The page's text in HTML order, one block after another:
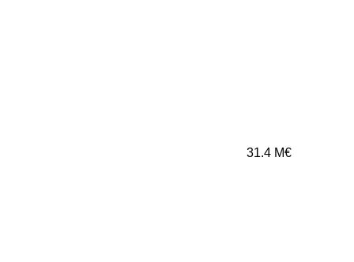
31.4 M€